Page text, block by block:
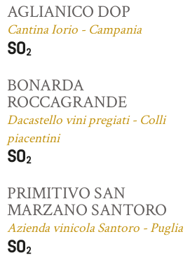
AGLIANICO DOP
Cantina Iorio - Campania
BONARDA
ROCCAGRANDE
Dacastello vini pregiati - Colli
piacentini
PRIMITIVO SAN
MARZANO SANTORO
Azienda vinicola Santoro - Puglia